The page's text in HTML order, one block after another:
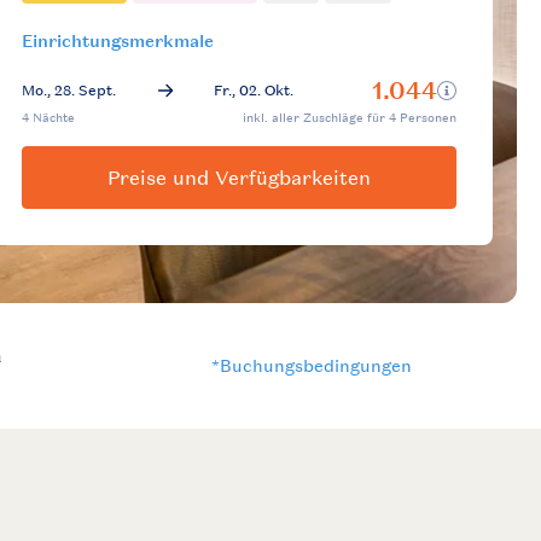
Einrichtungsmerkmale
Preise und Verfügbarkeiten